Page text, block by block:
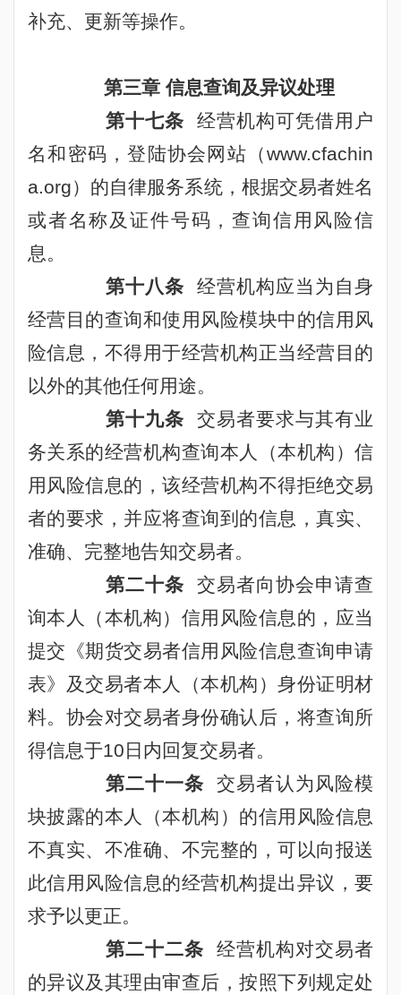
补充、更新等操作。
第三章 信息查询及异议处理
第十七条
经营机构可凭借用户
名和密码，登陆协会网站（www.cfachin
a.org）的自律服务系统，根据交易者姓名
或者名称及证件号码，查询信用风险信
息。
第十八条
经营机构应当为自身
经营目的查询和使用风险模块中的信用风
险信息，不得用于经营机构正当经营目的
以外的其他任何用途。
第十九条
交易者要求与其有业
务关系的经营机构查询本人（本机构）信
用风险信息的，该经营机构不得拒绝交易
者的要求，并应将查询到的信息，真实、
准确、完整地告知交易者。
第二十条
交易者向协会申请查
询本人（本机构）信用风险信息的，应当
提交《期货交易者信用风险信息查询申请
表》及交易者本人（本机构）身份证明材
料。协会对交易者身份确认后，将查询所
得信息于10 日内回复交易者。
第二十一条
交易者认为风险模
块披露的本人（本机构）的信用风险信息
不真实、不准确、不完整的，可以向报送
此信用风险信息的经营机构提出异议，要
求予以更正。
第二十二条
经营机构对交易者
的异议及其理由审查后，按照下列规定处